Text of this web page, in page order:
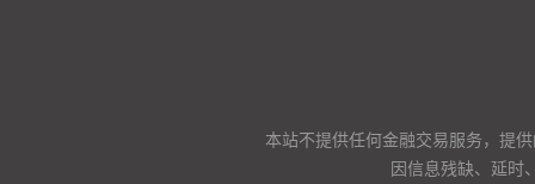
本站不提供任何金融交易服务，提
因信息残缺、延时